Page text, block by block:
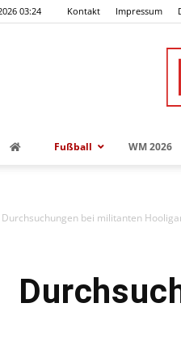
03:24 Kontakt Impressum
Fußball WM 2026
Durchsuchungen bei militanten